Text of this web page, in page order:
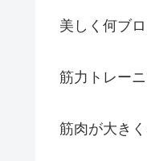
美しく何ブ
筋力トレー
筋肉が大き